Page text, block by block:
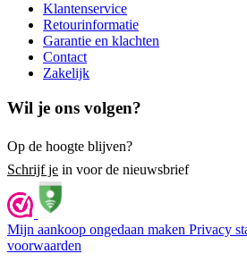
Klantenservice
Retourinformatie
Garantie en klachten
Contact
Zakelijk
Wil je ons volgen?
Op de hoogte blijven?
Schrijf je in voor de nieuwsbrief
Mijn aankoop ongedaan maken Privacy
voorwaarden